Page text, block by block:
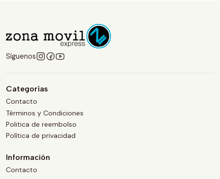
Síguenos
Categorías
Contacto
Términos y Condiciones
Politica de reembolso
Política de privacidad
Información
Contacto